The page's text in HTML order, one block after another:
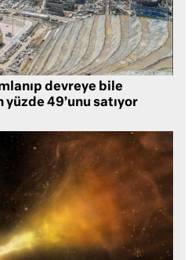
devreye bile
49’unu satıyor